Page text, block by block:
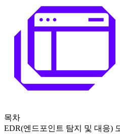
목차
EDR(엔드포인트 탐지 및 대응)